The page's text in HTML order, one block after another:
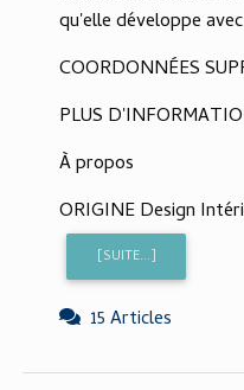
qu'elle développe
COORDONNÉES
PLUS
À propos
ORIGINE Design
[SUITE...]
15 Articles